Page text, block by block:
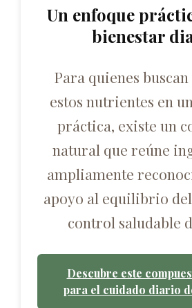
Un enfoque
bienestar
Para quienes
estos nutrientes en
práctica, existe un
natural que reúne
ampliamente
apoyo al equilibrio
control saludable
Descubre este
para el cuidado diario